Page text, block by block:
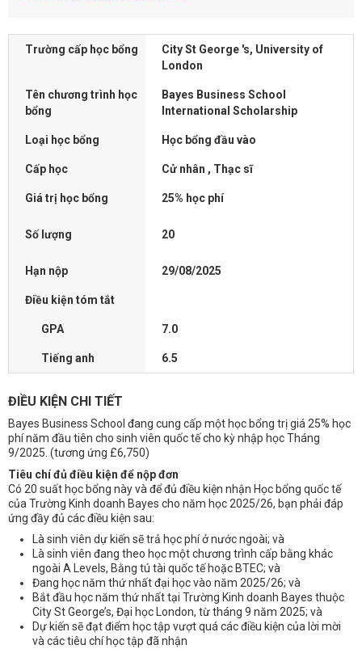
Trường cấp học bổng
City St George 's, University of
London
Tên chương trình học
bổng
Bayes Business School
International Scholarship
Loại học bổng Học bổng đầu vào
Cấp học Cử nhân , Thạc sĩ
Giá trị học bổng 25% học phí
Số lượng 20
Hạn nộp 29/08/2025
Điều kiện tóm tắt
GPA 7.0
Tiếng anh 6.5
ĐIỀU KIỆN CHI TIẾT
Bayes Business School đang cung cấp một học bổng trị giá 25% học
phí năm đầu tiên cho sinh viên quốc tế cho kỳ nhập học Tháng
9/2025. (tương ứng £6,750)
Tiêu chí đủ điều kiện để nộp đơn
Có 20 suất học bổng này và để đủ điều kiện nhận Học bổng quốc tế
của Trường Kinh doanh Bayes cho năm học 2025/26, bạn phải đáp
ứng đầy đủ các điều kiện sau:
Là sinh viên dự kiến ​​sẽ trả học phí ở nước ngoài; và
Là sinh viên đang theo học một chương trình cấp bằng khác
ngoài A Levels, Bằng tú tài quốc tế hoặc BTEC; và
Đang học năm thứ nhất đại học vào năm 2025/26; và
Bắt đầu học năm thứ nhất tại Trường Kinh doanh Bayes thuộc
City St George’s, Đại học London, từ tháng 9 năm 2025; và
Dự kiến ​​sẽ đạt điểm học tập vượt quá các điều kiện của lời mời
và các tiêu chí học tập đã nhận